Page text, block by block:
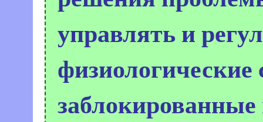
управлять и
физиологические